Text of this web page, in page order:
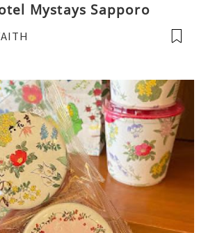
Mystays Sapporo